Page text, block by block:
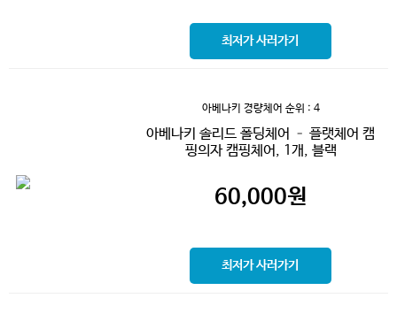
최저가 사러가기
아베나키 경량체어 순위 : 4
아베나키 솔리드 폴딩체어 – 플랫체어 캠
핑의자 캠핑체어, 1개, 블랙
60,000원
최저가 사러가기